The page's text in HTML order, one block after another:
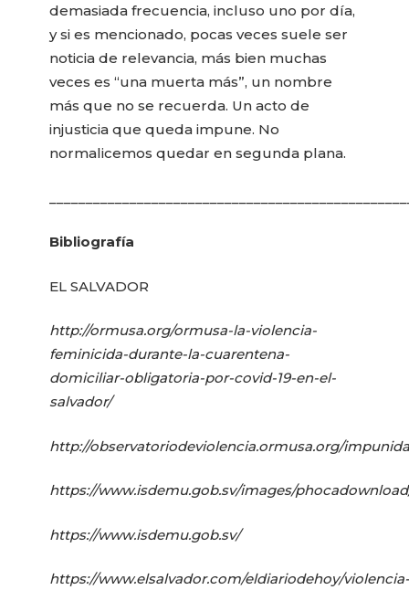
demasiada frecuencia, incluso uno por día,
y si es mencionado, pocas veces suele ser
noticia de relevancia, más bien muchas
veces es “una muerta más”, un nombre
más que no se recuerda. Un acto de
injusticia que queda impune. No
normalicemos quedar en segunda plana.
Bibliografía
EL SALVADOR
http://ormusa.org/ormusa-la-violencia-
feminicida-durante-la-cuarentena-
domiciliar-obligatoria-por-covid-19-en-el-
salvador/
http://observatoriodeviolencia.ormusa.org/
https://www.isdemu.gob.sv/images/
https://www.isdemu.gob.sv/
https://www.elsalvador.com/eldiariodehoy/